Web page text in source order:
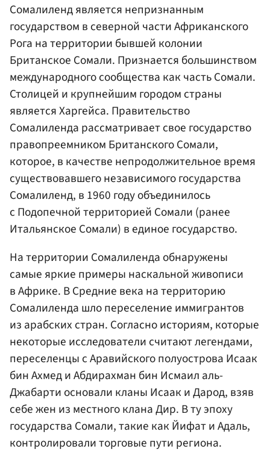
Сомалиленд является непризнанным
государством в северной части Африканского
Рога на территории бывшей колонии
Британское Сомали. Признается большинством
международного сообщества как часть Сомали.
Столицей и крупнейшим городом страны
является Харгейса. Правительство
Сомалиленда рассматривает свое государство
правопреемником Британского Сомали,
которое, в качестве непродолжительное время
существовавшего независимого государства
Сомалиленд, в 1960 году объединилось
с Подопечной территорией Сомали (ранее
Итальянское Сомали) в единое государство.
На территории Сомалиленда обнаружены
самые яркие примеры наскальной живописи
в Африке. В Средние века на территорию
Сомалиленда шло переселение иммигрантов
из арабских стран. Согласно историям, которые
некоторые исследователи считают легендами,
переселенцы с Аравийского полуострова Исаак
бин Ахмед и Абдирахман бин Исмаил аль-
Джабарти основали кланы Исаак и Дарод, взяв
себе жен из местного клана Дир. В ту эпоху
государства Сомали, такие как Йифат и Адаль,
контролировали торговые пути региона.